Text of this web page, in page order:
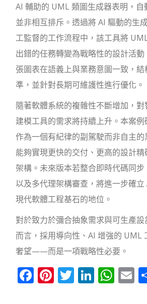
AI 輔助的 UML 類圖生成器表明，自
並非相互排斥。透過將 AI 驅動的生
工監督的工作流程中，該工具將
出錯的任務轉變為戰略性的設計活
張圖表在語義上與業務意圖一致，
準，並針對長期可維護性進行優化。
隨著軟體系統的複雜性不斷增加，
建模工具的需求將持續上升。本案例
作為一個有紀律的副駕駛而非自主
能夠實現更快的交付、更高的設計
架構。未來版本若整合即時代碼同
以及多代理架構審查，將進一步確
現代軟體工程基石的地位。
對於致力於彌合抽象需求與可生產
而言，採用導向性、AI 增強的 UML
奢望——而是一項戰略性必要。
Facebook
Pinterest
Twitter